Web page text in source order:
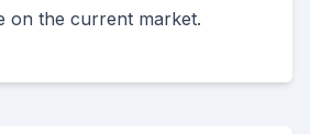
on the current market.